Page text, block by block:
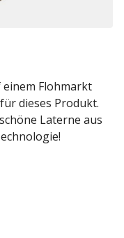
einem Flohmarkt
dieses Produkt.
Laterne aus